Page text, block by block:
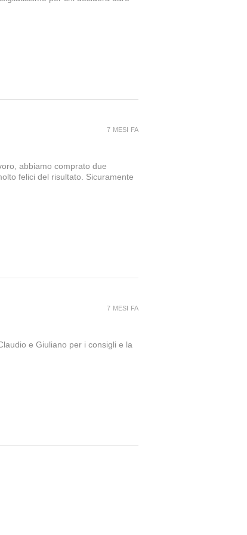
abbiamo comprato due
felici del risultato. Sicuramente
7 MESI FA
e Giuliano per i consigli e la
7 MESI FA